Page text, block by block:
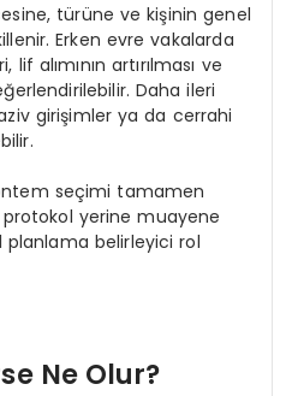
türüne ve kişinin genel
Erken evre vakalarda
alımının artırılması ve
Daha ileri
girişimler ya da cerrahi
seçimi tamamen
yerine muayene
planlama belirleyici rol
Ne Olur?